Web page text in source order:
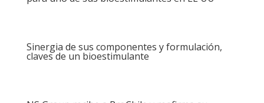
Sinergia de sus componentes y formulación,
claves de un bioestimulante